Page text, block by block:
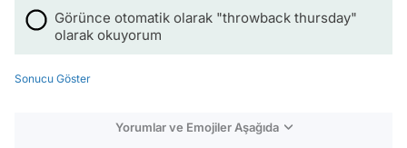
Görünce otomatik olarak "throwback thursday"
olarak okuyorum
Sonucu Göster
Yorumlar ve Emojiler Aşağıda